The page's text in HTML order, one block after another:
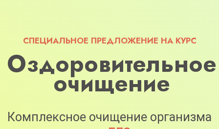
Оздоровительное
очищение
Комплексное очищение организма
и снижение веса.БЕЗ мучительных
возврата кг.